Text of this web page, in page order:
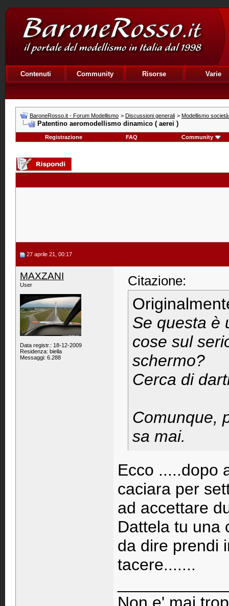
Contenuti Community Risorse Varie
BaroneRosso.it - Forum Modellismo > Discussioni generali > Modellismo
Patentino aeromodellismo dinamico ( aerei )
Registrazione FAQ Community
27 aprile 21, 00:17
MAXZANI
User
Data registr.: 18-12-2009
Residenza: biella
Messaggi: 6.288
Citazione:
Se questa è
cose sul
schermo?
Cerca di
Comunque,
sa mai.
Ecco .....dopo
caciara per
ad accettare
Dattela tu una
da dire prendi
tacere.......